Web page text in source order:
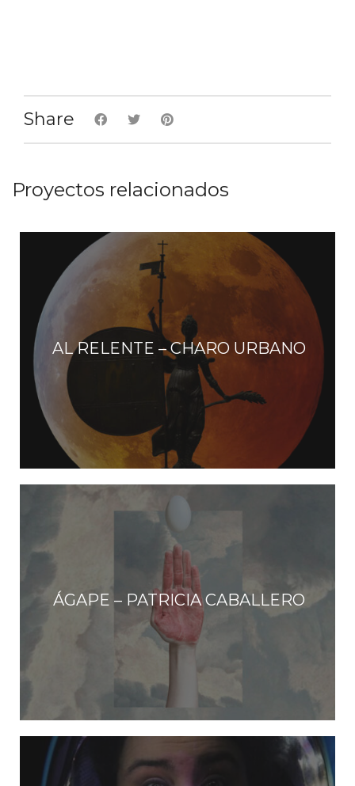
Share
Proyectos relacionados
AL RELENTE – CHARO URBANO
ÁGAPE – PATRICIA CABALLERO